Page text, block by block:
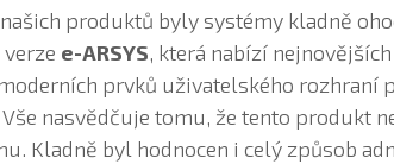
produktů byly systémy kladně
e-ARSYS, která nabízí
prvků uživatelského rozhraní
nasvědčuje tomu, že tento produkt
Kladně byl hodnocen i celý způsob